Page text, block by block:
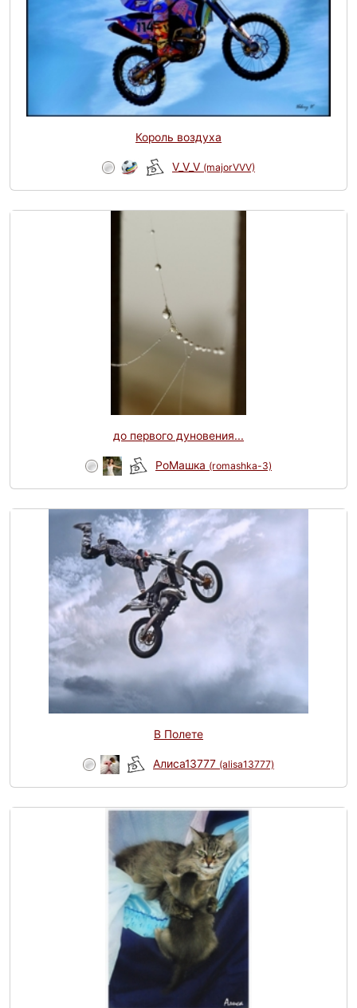
Король воздуха
V_V_V (majorVVV)
до первого дуновения...
РоМашка (romashka-3)
В Полете
Алиса13777 (alisa13777)